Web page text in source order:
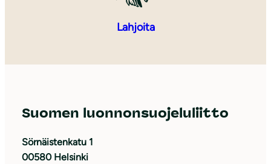
Lahjoita
Suomen luonnonsuojeluliitto
Sörnäistenkatu 1
00580 Helsinki